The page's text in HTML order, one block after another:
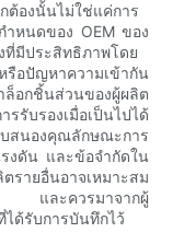
ต้องนั้นไม่ใช่แค่การ
ำหนดของ OEM ของ
ที่มีประสิทธิภาพโดย
รือปัญหาความเข้ากัน
กชิ้นส่วนของผู้ผลิต
รับรองเมื่อเป็นไปได้
สนองคุณลักษณะการ
งดัน และข้อจำกัดใน
รายอื่นอาจเหมาะสม
น และควรมาจากผู้
ด้รับการบันทึกไว้